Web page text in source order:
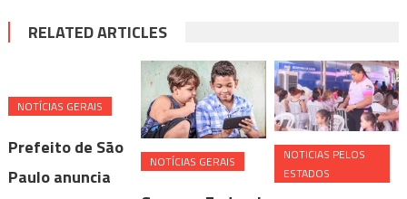
RELATED ARTICLES
NOTÍ­CIAS GERAIS
Prefeito de São
Paulo anuncia
NOTÍ­CIAS GERAIS
NOTICIAS PELOS
ESTADOS